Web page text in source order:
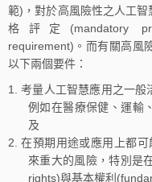
範)，對於高風險性之人工
格評定(mandatory
requirement)。而有關高風
以下兩個要件：
考量人工智慧應用之一般
例如在醫療保健、運輸
及
在預期用途或應用上都
來重大的風險，特別是
rights)與基本權利